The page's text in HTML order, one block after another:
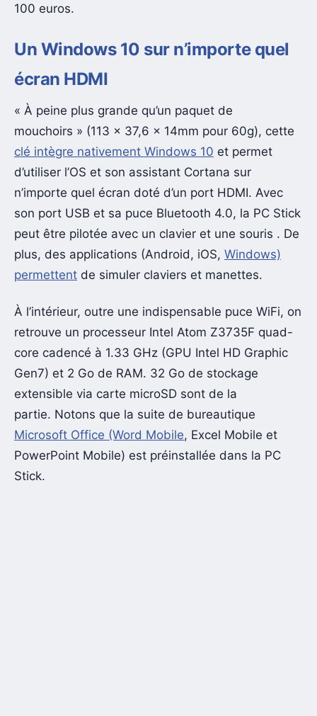
100 euros.
Un Windows 10 sur n’importe quel
écran HDMI
« À peine plus grande qu’un paquet de
mouchoirs » (113 x 37,6 x 14mm pour 60g), cette
clé intègre nativement Windows 10 et permet
d’utiliser l’OS et son assistant Cortana sur
n’importe quel écran doté d’un port HDMI. Avec
son port USB et sa puce Bluetooth 4.0, la PC Stick
peut être pilotée avec un clavier et une souris . De
plus, des applications (Android, iOS, Windows)
permettent de simuler claviers et manettes.
À l’intérieur, outre une indispensable puce WiFi, on
retrouve un processeur Intel Atom Z3735F quad-
core cadencé à 1.33 GHz (GPU Intel HD Graphic
Gen7) et 2 Go de RAM. 32 Go de stockage
extensible via carte microSD sont de la
partie. Notons que la suite de bureautique
Microsoft Office (Word Mobile, Excel Mobile et
PowerPoint Mobile) est préinstallée dans la PC
Stick.